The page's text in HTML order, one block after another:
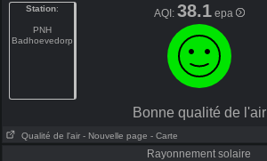
Station:
PNH
Badhoevedorp
AQI: 38.1 epa
Bonne qualité de l'air
Qualité de l'air - Nouvelle page - Carte
Rayonnement solaire